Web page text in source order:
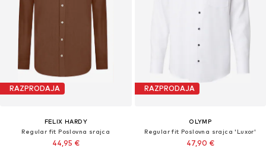
RAZPRODAJA
FELIX HARDY
Regular fit Poslovna srajca
44,95 €
RAZPRODAJA
OLYMP
Regular fit Poslovna srajca 'Luxor'
47,90 €